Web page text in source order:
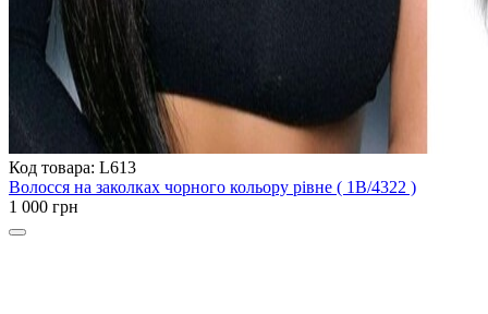
Код товара: L613
Волосся на заколках чорного кольору рівне ( 1B/4322 )
1 000 грн